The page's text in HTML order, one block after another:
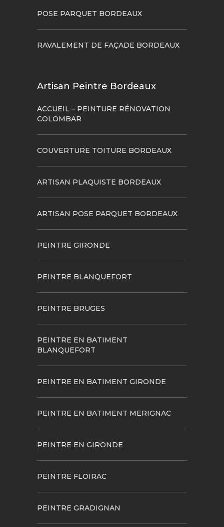
POSE PARQUET BORDEAUX
RAVALEMENT DE FAÇADE BORDEAUX
Artisan Peintre Bordeaux
ACCUEIL – PEINTURE RÉNOVATION
COLOMBAR
COUVERTURE TOITURE BORDEAUX
ARTISAN PLAQUISTE BORDEAUX
ARTISAN POSE PARQUET BORDEAUX
PEINTRE GIRONDE
PEINTRE BLANQUEFORT
PEINTRE BRUGES
PEINTRE EN BATIMENT
BLANQUEFORT
PEINTRE EN BATIMENT GIRONDE
PEINTRE EN BATIMENT MERIGNAC
PEINTRE EN GIRONDE
PEINTRE FLOIRAC
PEINTRE GRADIGNAN